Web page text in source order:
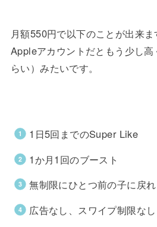
月額550円で以下のことが出来
Appleアカウントだともう少し
らい）みたいです。
1日5回までのSuper Like
1か月1回のブースト
無制限にひとつ前の子に戻
広告なし、スワイプ制限なし